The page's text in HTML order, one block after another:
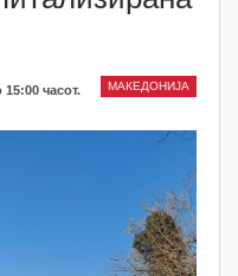
МАКЕДОНИЈА
15:00 часот.